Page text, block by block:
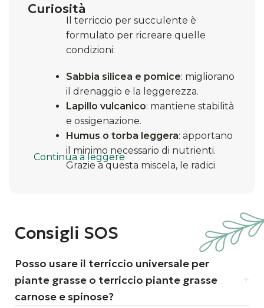
Curiosità
Il terriccio per succulente è
formulato per ricreare quelle
condizioni:
Sabbia silicea e pomice: migliorano
il drenaggio e la leggerezza.
Lapillo vulcanico: mantiene stabilità
e ossigenazione.
Humus o torba leggera: apportano
il minimo necessario di nutrienti.
Grazie a questa miscela, le radici
Continua a leggere
Consigli SOS
Posso usare il terriccio universale per
piante grasse o terriccio piante grasse
carnose e spinose?